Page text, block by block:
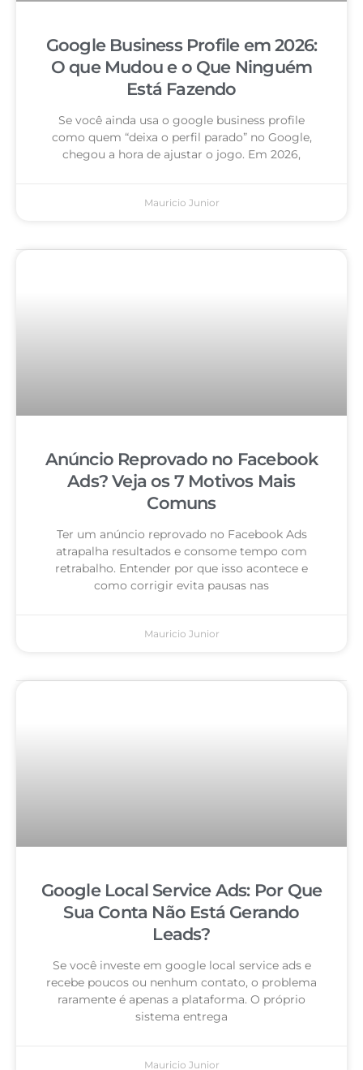
Google Business Profile em 2026:
O que Mudou e o Que Ninguém
Está Fazendo
Se você ainda usa o google business profile
como quem “deixa o perfil parado” no Google,
chegou a hora de ajustar o jogo. Em 2026,
Mauricio Junior
Anúncio Reprovado no Facebook
Ads? Veja os 7 Motivos Mais
Comuns
Ter um anúncio reprovado no Facebook Ads
atrapalha resultados e consome tempo com
retrabalho. Entender por que isso acontece e
como corrigir evita pausas nas
Mauricio Junior
Google Local Service Ads: Por Que
Sua Conta Não Está Gerando
Leads?
Se você investe em google local service ads e
recebe poucos ou nenhum contato, o problema
raramente é apenas a plataforma. O próprio
sistema entrega
Mauricio Junior